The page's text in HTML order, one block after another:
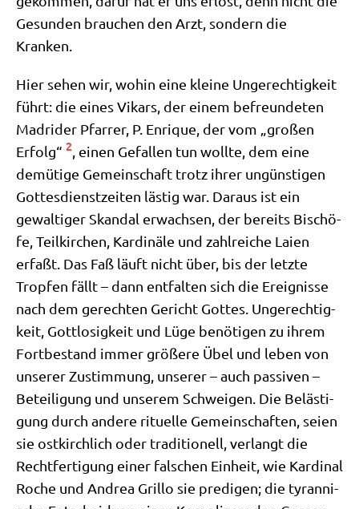
Gesun­den brau­chen den Arzt, son­dern die
Kranken.
Hier sehen wir, wohin eine klei­ne Unge­rech­tig­keit
führt: die eines Vikars, der einem befreun­de­ten
Madri­der Pfar­rer, P. Enri­que, der vom „gro­ßen
Erfolg“ 2, einen Gefal­len tun woll­te, dem eine
demü­ti­ge Gemein­schaft trotz ihrer ungün­sti­gen
Got­tes­dienst­zei­ten lästig war. Dar­aus ist ein
gewal­ti­ger Skan­dal erwach­sen, der bereits Bischö­
fe, Teil­kir­chen, Kar­di­nä­le und zahl­rei­che Lai­en
erfaßt. Das Faß läuft nicht über, bis der letz­te
Trop­fen fällt – dann ent­fal­ten sich die Ereig­nis­se
nach dem gerech­ten Gericht Got­tes. Unge­rech­tig­
keit, Gott­lo­sig­keit und Lüge benö­ti­gen zu ihrem
Fort­be­stand immer grö­ße­re Übel und leben von
unse­rer Zustim­mung, unse­rer – auch pas­si­ven –
Betei­li­gung und unse­rem Schwei­gen. Die Belä­sti­
gung durch ande­re ritu­el­le Gemein­schaf­ten, sei­en
sie ost­kirch­lich oder tra­di­tio­nell, ver­langt die
Recht­fer­ti­gung einer fal­schen Ein­heit, wie Kar­di­nal
Roche und Andrea Gril­lo sie pre­di­gen; die tyran­ni­